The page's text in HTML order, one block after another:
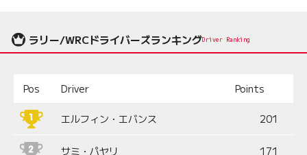
ラリー/WRCドライバーズランキングDriver Ranking
Pos Driver Points
エルフィン・エバンス 201
サミ・パヤリ 171